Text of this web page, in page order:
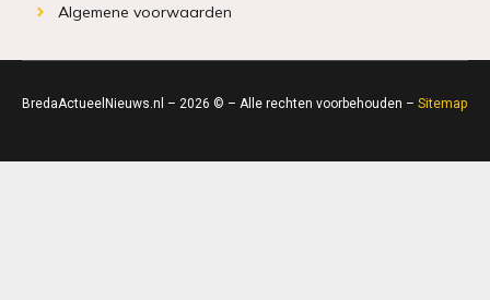
Algemene voorwaarden
BredaActueelNieuws.nl – 2026 © – Alle rechten voorbehouden – Sitemap